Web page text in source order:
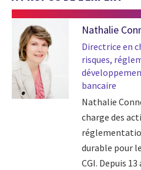
Nathalie
Directrice en
risques,
bancaire
Nathalie
charge des
durable pour
CGI. Depuis